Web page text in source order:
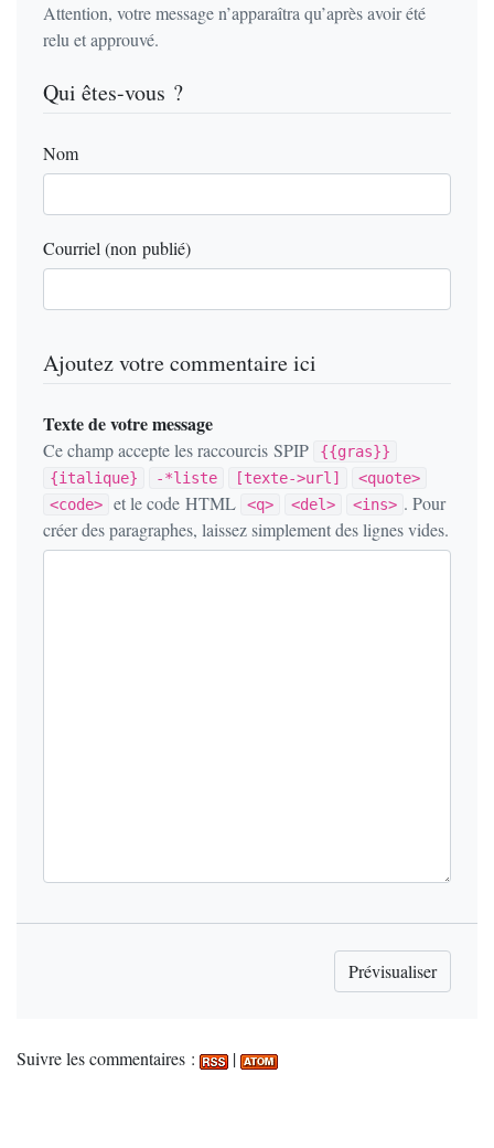
Attention, votre message n’apparaîtra qu’après avoir été
relu et approuvé.
Qui êtes-vous ?
Nom
Courriel (non publié)
Ajoutez votre commentaire ici
Texte de votre message
Ce champ accepte les raccourcis SPIP
{{gras}}
{italique}
-*liste [texte->url]
<quote>
<code>
et le code HTML <q> <del> <ins> . Pour
créer des paragraphes, laissez simplement des lignes vides.
Suivre les commentaires : |